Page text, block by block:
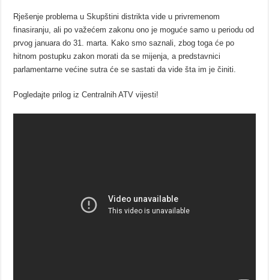
Rješenje problema u Skupštini distrikta vide u privremenom
finasiranju, ali po važećem zakonu ono je moguće samo u periodu od
prvog januara do 31. marta. Kako smo saznali, zbog toga će po
hitnom postupku zakon morati da se mijenja, a predstavnici
parlamentarne većine sutra će se sastati da vide šta im je činiti.
Pogledajte prilog iz Centralnih ATV vijesti!